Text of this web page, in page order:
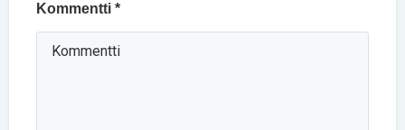
Kommentti *